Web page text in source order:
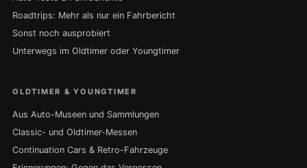
Roadtrips: Mehr als nur ein Fahrbericht
Sonst noch ausprobiert
Unterwegs im Oldtimer oder Youngtimer
OLDTIMER & YOUNGTIMER
Aus Auto-Museen und Sammlungen
Classic- und Oldtimer-Messen
Continuation Cars & Retro-Fahrzeuge